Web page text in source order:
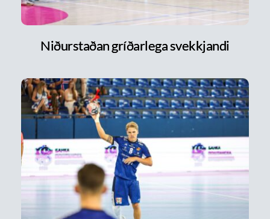
Niðurstaðan gríðarlega svekkjandi